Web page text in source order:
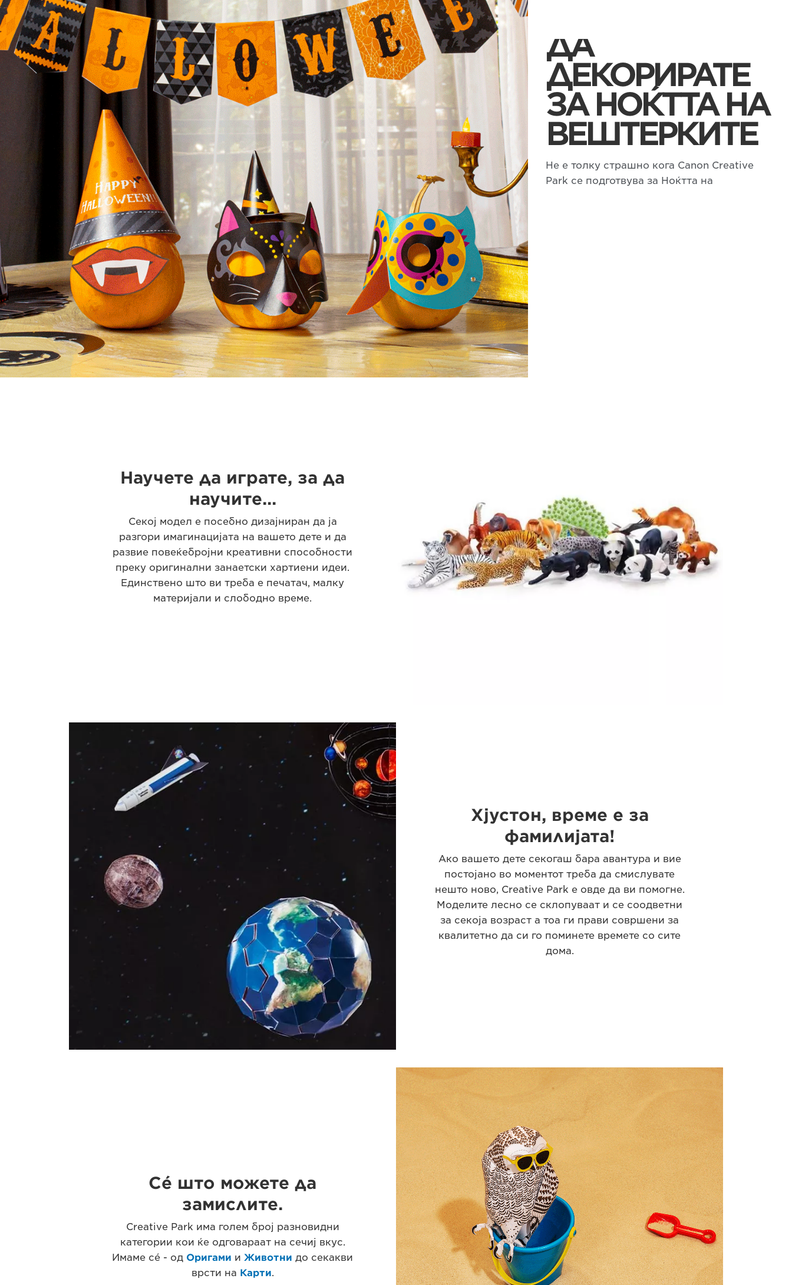
ДА
ДЕКОРИРАТЕ
ЗА НОЌТТА НА
ВЕШТЕРКИТЕ
Не е толку страшно кога Canon Creative
Park се подготвува за Ноќтта на
Научете да играте, за да
научите...
Секој модел е посебно дизајниран да ја
разгори имагинацијата на вашето дете и да
развие повеќебројни креативни способности
преку оригинални занаетски хартиени идеи.
Единствено што ви треба е печатач, малку
материјали и слободно време.
Хјустон, време е за
фамилијата!
Ако вашето дете секогаш бара авантура и вие
постојано во моментот треба да смислувате
нешто ново, Creative Park е овде да ви помогне.
Моделите лесно се склопуваат и се соодветни
за секоја возраст а тоа ги прави совршени за
квалитетно да си го поминете времете со сите
дома.
Сé што можете да
замислите.
Creative Park има голем број разновидни
категории кои ќе одговараат на сечиј вкус.
Имаме сé - од Оригами и Животни до секакви
врсти на Карти.